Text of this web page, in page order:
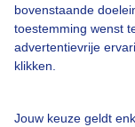
bovenstaande
toestemming wenst
advertentievrije
klikken.
Jouw keuze geldt
Veelgestelde
Contact
Toegankelijkheid